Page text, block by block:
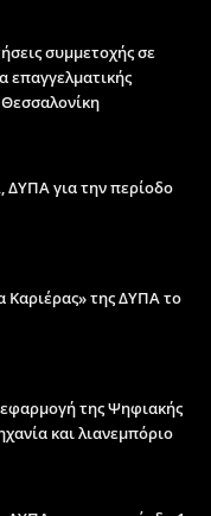
συμμετοχής σε
επαγγελματικής
για την περίοδο
Καριέρας» της ΔΥΠΑ το
της Ψηφιακής
και λιανεμπόριο